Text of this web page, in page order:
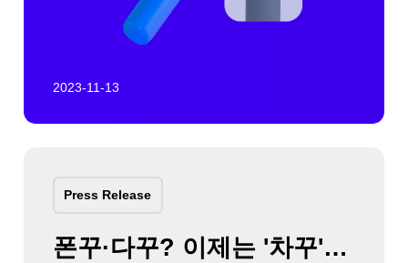
2023-11-13
Press Release
폰꾸·다꾸? 이제는 '차꾸'…